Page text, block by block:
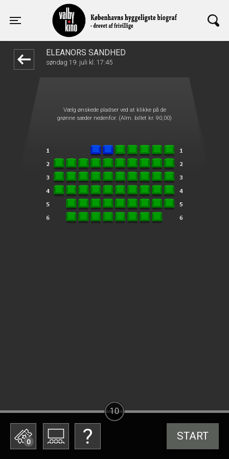
Toggle navigation
Valby Kino
ELEANORS SANDHED
søndag 19. juli kl. 17:45
Vælg ønskede pladser ved at klikke på de
grønne sæder nedenfor. (Alm. billet kr. 90,00)
0 START
10
1step-front02 095001